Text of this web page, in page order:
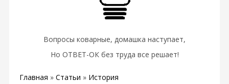
Вопросы коварные, домашка наступает,
Но ОТВЕТ-ОК без труда все решает!
Главная » Статьи » История